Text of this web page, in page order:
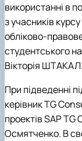
використанні в
з учасників
обліково-
студентського
Вікторія ШТАКАЛ.
При підведенні
керівникTG
проектівSAP TG
Осмятченко. В